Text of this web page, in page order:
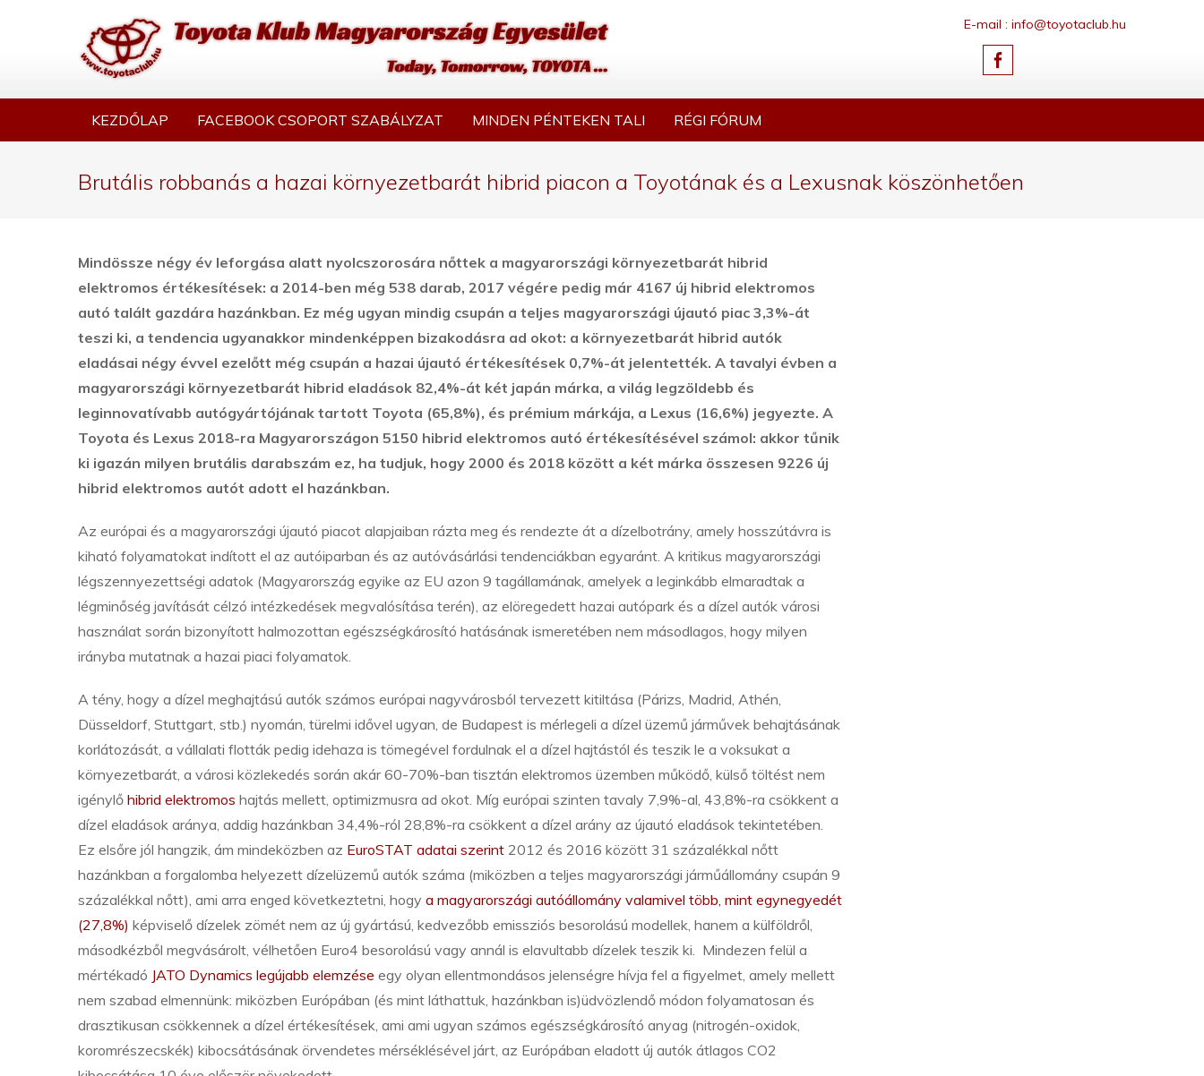
E-mail : info@toyotaclub.hu
KEZDŐLAP FACEBOOK CSOPORT SZABÁLYZAT MINDEN PÉNTEKEN TALI RÉGI FÓRUM
Brutális robbanás a hazai környezetbarát hibrid piacon a Toyotának és a Lexusnak köszönhetően
Mindössze négy év leforgása alatt nyolcszorosára nőttek a magyarországi környezetbarát hibrid
elektromos értékesítések: a 2014-ben még 538 darab, 2017 végére pedig már 4167 új hibrid elektromos
autó talált gazdára hazánkban. Ez még ugyan mindig csupán a teljes magyarországi újautó piac 3,3%-át
teszi ki, a tendencia ugyanakkor mindenképpen bizakodásra ad okot: a környezetbarát hibrid autók
eladásai négy évvel ezelőtt még csupán a hazai újautó értékesítések 0,7%-át jelentették. A tavalyi évben a
magyarországi környezetbarát hibrid eladások 82,4%-át két japán márka, a világ legzöldebb és
leginnovatívabb autógyártójának tartott Toyota (65,8%), és prémium márkája, a Lexus (16,6%) jegyezte. A
Toyota és Lexus 2018-ra Magyarországon 5150 hibrid elektromos autó értékesítésével számol: akkor tűnik
ki igazán milyen brutális darabszám ez, ha tudjuk, hogy 2000 és 2018 között a két márka összesen 9226 új
hibrid elektromos autót adott el hazánkban.
Az európai és a magyarországi újautó piacot alapjaiban rázta meg és rendezte át a dízelbotrány, amely hosszútávra is
kiható folyamatokat indított el az autóiparban és az autóvásárlási tendenciákban egyaránt. A kritikus magyarországi
légszennyezettségi adatok (Magyarország egyike az EU azon 9 tagállamának, amelyek a leginkább elmaradtak a
légminőség javítását célzó intézkedések megvalósítása terén), az elöregedett hazai autópark és a dízel autók városi
használat során bizonyított halmozottan egészségkárosító hatásának ismeretében nem másodlagos, hogy milyen
irányba mutatnak a hazai piaci folyamatok.
A tény, hogy a dízel meghajtású autók számos európai nagyvárosból tervezett kitiltása (Párizs, Madrid, Athén,
Düsseldorf, Stuttgart, stb.) nyomán, türelmi idővel ugyan, de Budapest is mérlegeli a dízel üzemű járművek behajtásának
korlátozását, a vállalati flották pedig idehaza is tömegével fordulnak el a dízel hajtástól és teszik le a voksukat a
környezetbarát, a városi közlekedés során akár 60-70%-ban tisztán elektromos üzemben működő, külső töltést nem
igénylő hibrid elektromos hajtás mellett, optimizmusra ad okot. Míg európai szinten tavaly 7,9%-al, 43,8%-ra csökkent a
dízel eladások aránya, addig hazánkban 34,4%-ról 28,8%-ra csökkent a dízel arány az újautó eladások tekintetében.
Ez elsőre jól hangzik, ám mindeközben az EuroSTAT adatai szerint 2012 és 2016 között 31 százalékkal nőtt
hazánkban a forgalomba helyezett dízelüzemű autók száma (miközben a teljes magyarországi járműállomány csupán 9
százalékkal nőtt), ami arra enged következtetni, hogy a magyarországi autóállomány valamivel több, mint egynegyedét
(27,8%) képviselő dízelek zömét nem az új gyártású, kedvezőbb emissziós besorolású modellek, hanem a külföldről,
másodkézből megvásárolt, vélhetően Euro4 besorolású vagy annál is elavultabb dízelek teszik ki. Mindezen felül a
mértékadó JATO Dynamics legújabb elemzése egy olyan ellentmondásos jelenségre hívja fel a figyelmet, amely mellett
nem szabad elmennünk: miközben Európában (és mint láthattuk, hazánkban is)üdvözlendő módon folyamatosan és
drasztikusan csökkennek a dízel értékesítések, ami ami ugyan számos egészségkárosító anyag (nitrogén-oxidok,
koromrészecskék) kibocsátásának örvendetes mérséklésével járt, az Európában eladott új autók átlagos CO2